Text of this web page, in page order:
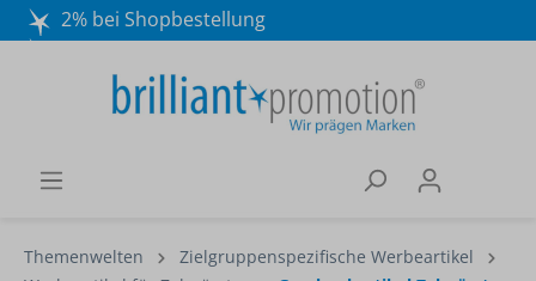
2% bei Shopbestellung
Wir beraten Sie gerne:
040 / 570 18 25 70
Themenwelten
Zielgruppenspezifische Werbeartikel